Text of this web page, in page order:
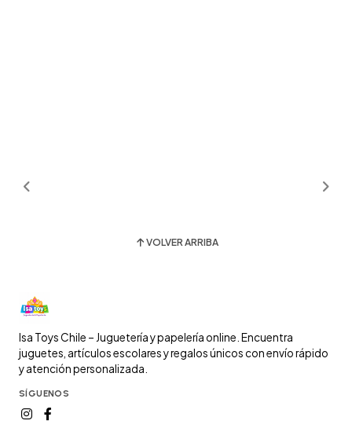
VOLVER ARRIBA
Isa Toys Chile – Juguetería y papelería online. Encuentra
juguetes, artículos escolares y regalos únicos con envío rápido
y atención personalizada.
SÍGUENOS